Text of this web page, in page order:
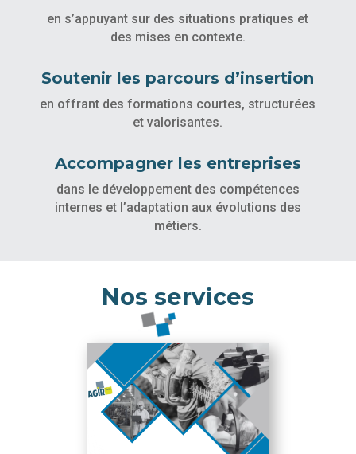
en s’appuyant sur des situations pratiques et
des mises en contexte.
Soutenir les parcours d’insertion
en offrant des formations courtes, structurées
et valorisantes.
Accompagner les entreprises
dans le développement des compétences
internes et l’adaptation aux évolutions des
métiers.
Nos services